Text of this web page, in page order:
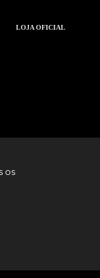
LOJA OFICIAL
os